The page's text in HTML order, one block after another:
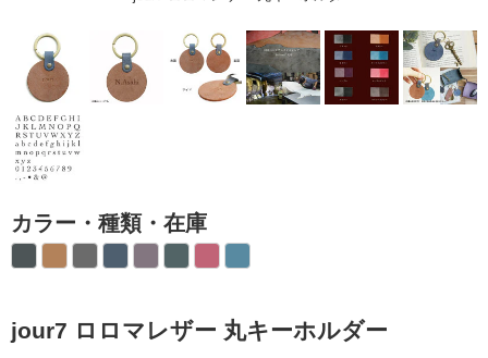
カラー・種類・在庫
jour7 ロロマレザー 丸キーホルダー